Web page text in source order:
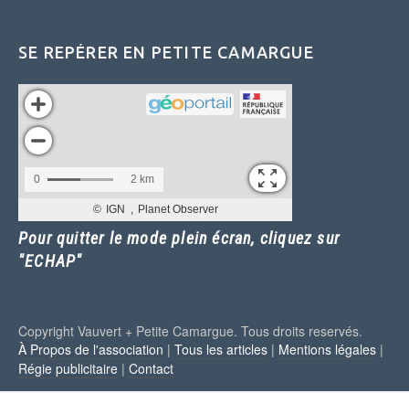
SE REPÉRER EN PETITE CAMARGUE
Pour quitter le mode plein écran, cliquez sur
"ECHAP"
Copyright Vauvert + Petite Camargue. Tous droits reservés.
À Propos de l'association | Tous les articles | Mentions légales |
Régie publicitaire | Contact